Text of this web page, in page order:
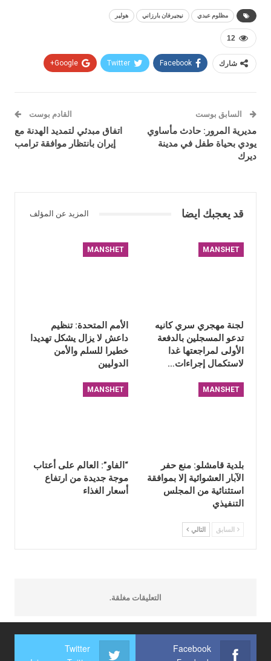
مظلوم عبدي نيجيرفان بارزاني هولير
12
شارك Facebook
Twitter
Google+
السابق بوست
مديرية المرور: حادث مأساوي
يودي بحياة طفل في مدينة
ديرك
القادم بوست
اتفاق مبدئي لتمديد الهدنة مع
إيران بانتظار موافقة ترامب
قد يعجبك ايضا المزيد عن المؤلف
MANSHET
لجنة مهجري سري كانيه
تدعو المسجلين بالدفعة
الأولى لمراجعتها غدا
لاستكمال إجراءات…
MANSHET
الأمم المتحدة: تنظيم
داعش لا يزال يشكل تهديدا
خطيرا للسلم والأمن
الدوليين
MANSHET
بلدية قامشلو: منع حفر
الآبار العشوائية إلا بموافقة
استثنائية من المجلس
التنفيذي
MANSHET
“الفاو”: العالم على أعتاب
موجة جديدة من ارتفاع
أسعار الغذاء
السابق التالي
التعليقات مغلقة.
Facebook
Twitter